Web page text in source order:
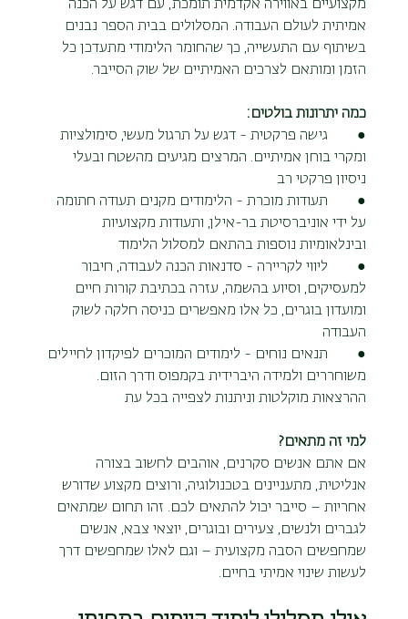
מקצועיים באווירה אקדמית תומכת, עם דגש על הכנה
אמיתית לעולם העבודה. המסלולים בבית הספר נבנים
בשיתוף עם התעשייה, כך שהחומר הלימודי מתעדכן כל
הזמן ומותאם לצרכים האמיתיים של שוק הסייבר.
כמה יתרונות בולטים:
●        גישה פרקטית - דגש על תרגול מעשי, סימולציות
ומקרי בוחן אמיתיים. המרצים מגיעים מהשטח ובעלי
ניסיון פרקטי רב
●        תעודות מוכרת - הלימודים מקנים תעודה חתומה
על ידי אוניברסיטת בר-אילן, ותעודות מקצועיות
ובינלאומיות נוספות בהתאם למסלול הלימוד
●        ליווי לקריירה - סדנאות הכנה לעבודה, חיבור
למעסיקים, וסיוע בהשמה, עזרה בכתיבת קורות חיים
ומועדון בוגרים, כל אלו מאפשרים כניסה חלקה לשוק
העבודה
●        תנאים נוחים - לימודים המוכרים לפיקדון לחיילים
משוחררים ולמידה היברידית בקמפוס ודרך הזום.
ההרצאות מוקלטות וניתנות לצפייה בכל עת
למי זה מתאים?
אם אתם אנשים סקרנים, אוהבים לחשוב בצורה
אנליטית, מתעניינים בטכנולוגיה, ורוצים מקצוע שדורש
אחריות – סייבר יכול להתאים לכם. זהו תחום שמתאים
לגברים ולנשים, צעירים ובוגרים, יוצאי צבא, אנשים
שמחפשים הסבה מקצועית – וגם לאלו שמחפשים דרך
לעשות שינוי אמיתי בחיים.